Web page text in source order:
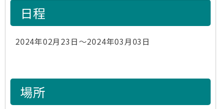
日程
2024年02月23日～2024年03月03日
場所